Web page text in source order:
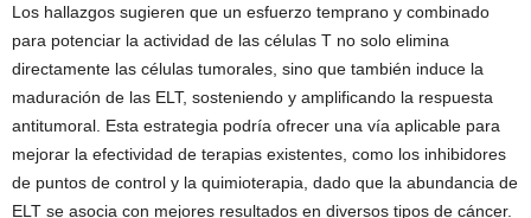
Los hallazgos sugieren que un esfuerzo temprano y combinado
para potenciar la actividad de las células T no solo elimina
directamente las células tumorales, sino que también induce la
maduración de las ELT, sosteniendo y amplificando la respuesta
antitumoral. Esta estrategia podría ofrecer una vía aplicable para
mejorar la efectividad de terapias existentes, como los inhibidores
de puntos de control y la quimioterapia, dado que la abundancia de
ELT se asocia con mejores resultados en diversos tipos de cáncer.